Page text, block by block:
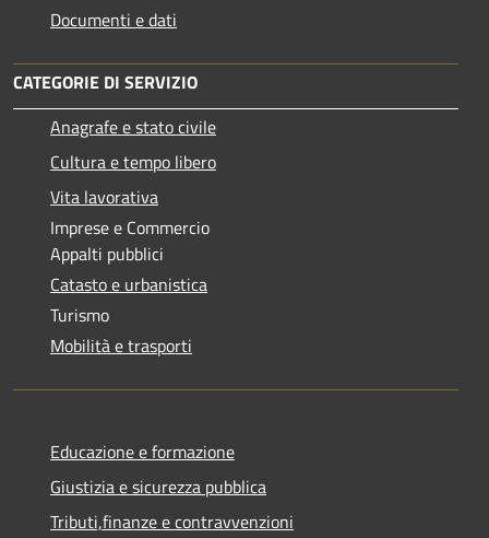
Documenti e dati
CATEGORIE DI SERVIZIO
Anagrafe e stato civile
Cultura e tempo libero
Vita lavorativa
Imprese e Commercio
Appalti pubblici
Catasto e urbanistica
Turismo
Mobilità e trasporti
Educazione e formazione
Giustizia e sicurezza pubblica
Tributi,finanze e contravvenzioni